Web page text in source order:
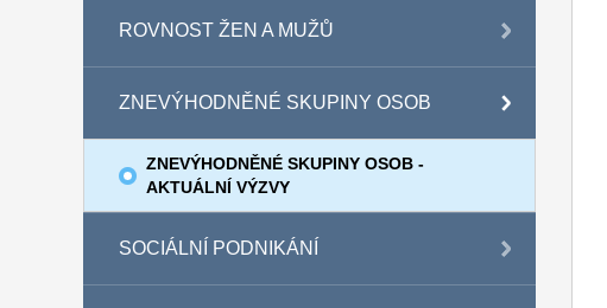
ROVNOST ŽEN A MUŽŮ
ZNEVÝHODNĚNÉ SKUPINY OSOB
ZNEVÝHODNĚNÉ SKUPINY OSOB -
AKTUÁLNÍ VÝZVY
SOCIÁLNÍ PODNIKÁNÍ